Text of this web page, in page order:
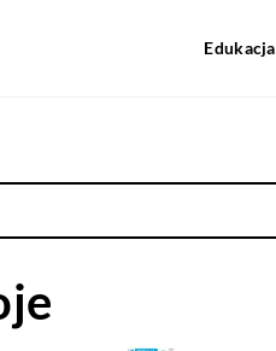
Edukacja